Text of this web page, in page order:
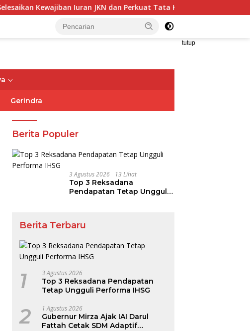
Iuran JKN dan Perkuat Tata Kelola Kepesertaan BPJS Kesehatan
tutup
Gerindra
Berita Populer
3 Agustus 2026 13 Lihat
Top 3 Reksadana
Pendapatan Tetap Ungguli
Berita Terbaru
1 3 Agustus 2026
Top 3 Reksadana Pendapatan
Tetap Ungguli Performa IHSG
2 1 Agustus 2026
Gubernur Mirza Ajak IAI Darul
Fattah Cetak SDM Adaptif